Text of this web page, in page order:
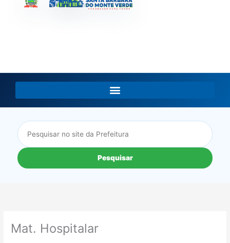
Pesquisar
Mat. Hospitalar